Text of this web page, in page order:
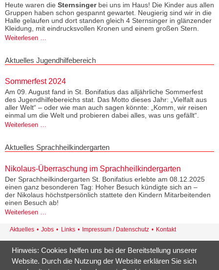
Heute waren die Sternsingerbei uns im Haus! Die Kinder aus allen
Gruppen haben schon gespannt gewartet. Neugierig sind wir in die
Halle gelaufen und dort standen gleich 4 Sternsinger in glänzender
Kleidung, mit eindrucksvollen Kronen und einem großen Stern.
Weiterlesen …
Haus
Aktuelles Jugendhilfebereich
Sommerfest 2024
Am 09. August fand in St. Bonifatius das alljährliche Sommerfest
des Jugendhilfebereichs stat. Das Motto dieses Jahr: „Vielfalt aus
aller Welt“ – oder wie man auch sagen könnte: „Komm, wir reisen
einmal um die Welt und probieren dabei alles, was uns gefällt“.
Weiterlesen …
Aktuelles Sprachheilkindergarten
Nikolaus-Überraschung im Sprachheilkindergarten
Der Sprachheilkindergarten St. Bonifatius erlebte am 08.12.2025
einen ganz besonderen Tag: Hoher Besuch kündigte sich an –
der Nikolaus höchstpersönlich stattete den Kindern Mitarbeitenden
einen Besuch ab!
Weiterlesen …
im
Sprachheilkindergarten
Navigation
überspringen
Aktuelles Jobs Links Impressum / Datenschutz Kontakt
St. Bonifatius · Georg-Böhm-Str. 18 · 21337 Lüneburg
Tel.: 04131/8536-0 · Fax: 04131/8536-46
Hinweis: Cookies helfen uns bei der Bereitstellung unserer
Website. Durch die Nutzung der Website erklären Sie sich